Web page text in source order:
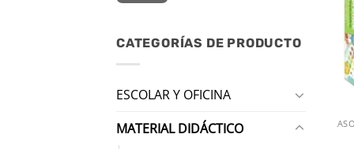
CATEGORÍAS DE PRODUCTO
ESCOLAR Y OFICINA
MATERIAL DIDÁCTICO